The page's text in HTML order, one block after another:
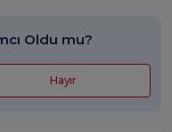
Oldu mu?
Hayır